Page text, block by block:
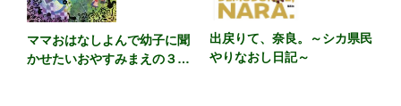
ママおはなしよんで幼子に聞
かせたいおやすみまえの３６
出戻りて、奈良。～シカ県民
やりなおし日記～